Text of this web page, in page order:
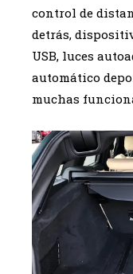
control de
detrás,
USB, luces
automático
muchas